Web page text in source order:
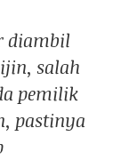
diambil
salah
pemilik
pastinya